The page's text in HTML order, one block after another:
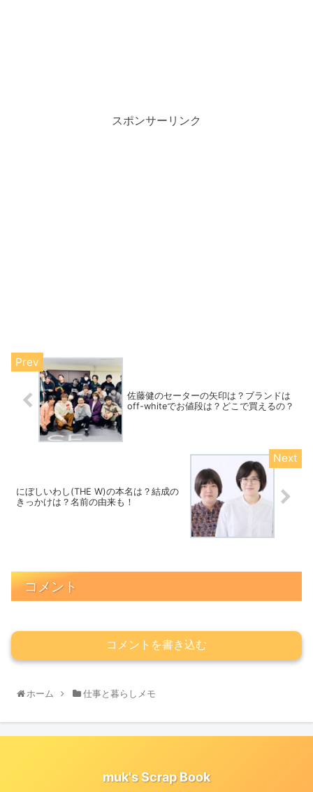
スポンサーリンク
佐藤健のセーターの矢印は？ブランドは
off-whiteでお値段は？どこで買えるの？
にぼしいわし(THE W)の本名は？結成の
きっかけは？名前の由来も！
コメント
コメントを書き込む
ホーム 仕事と暮らしメモ
muk's Scrap Book